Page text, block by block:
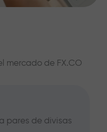
mercado de FX.CO
pares de divisas